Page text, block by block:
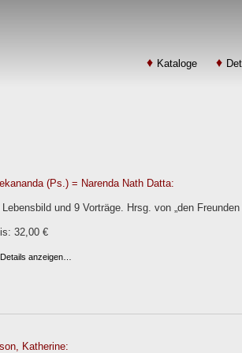
Kataloge
(Ps.) = Narenda Nath Datta:
Lebensbild und 9 Vorträge. Hrsg. von „den
32,00 €
Details anzeigen…
Katherine: